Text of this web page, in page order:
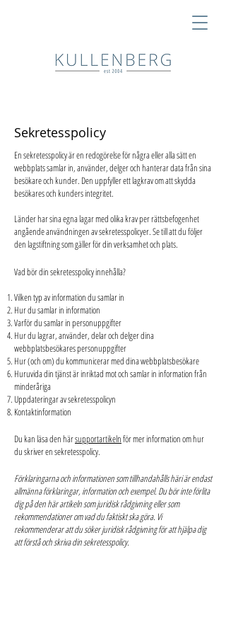
Sekretesspolicy
En sekretesspolicy är en redogörelse för några eller alla sätt en
webbplats samlar in, använder, delger och hanterar data från sina
besökare och kunder. Den uppfyller ett lagkrav om att skydda
besökares och kunders integritet.
Länder har sina egna lagar med olika krav per rättsbefogenhet
angående användningen av sekretesspolicyer. Se till att du följer
den lagstiftning som gäller för din verksamhet och plats.
Vad bör din sekretesspolicy innehålla?
Vilken typ av information du samlar in
Hur du samlar in information
Varför du samlar in personuppgifter
Hur du lagrar, använder, delar och delger dina
webbplatsbesökares personuppgifter
Hur (och om) du kommunicerar med dina webbplatsbesökare
Huruvida din tjänst är inriktad mot och samlar in information från
minderåriga
Uppdateringar av sekretesspolicyn
Kontaktinformation
Du kan läsa den härsupportartikelnför mer information om hur
du skriver en sekretesspolicy.
Förklaringarna och informationen som tillhandahålls häri är endast
allmänna förklaringar, information och exempel. Du bör inte förlita
dig på den här artikeln som juridisk rådgivning eller som
rekommendationer om vad du faktiskt ska göra. Vi
rekommenderar att du söker juridisk rådgivning för att hjälpa dig
att förstå och skriva din sekretesspolicy.